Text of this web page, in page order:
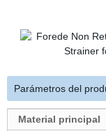
Parámetros del
Material principal